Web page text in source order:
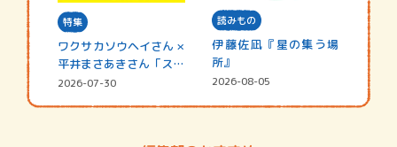
特集
ワクサカソウヘイさん ×
平井まさあきさん「スペ
シャ…
2026-07-30
読みもの
伊藤佐凪『星の集う場
所』
2026-08-05